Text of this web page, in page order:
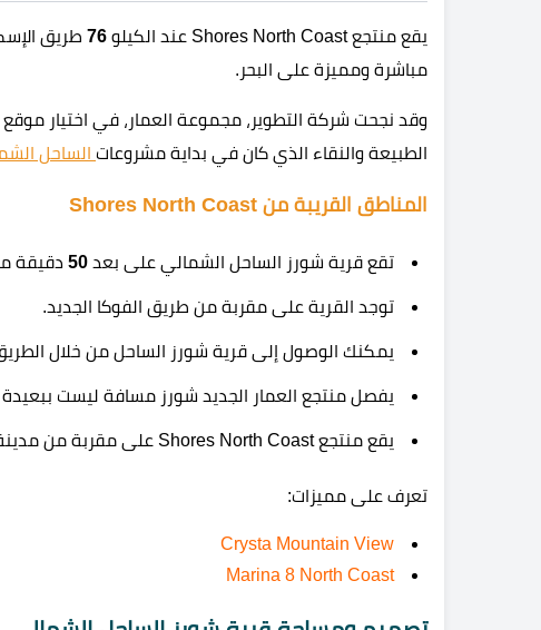
يقع منتجع Shores North Coast عند الكيلو 76 طريق
مباشرة ومميزة على البحر.
وقد نجحت شركة التطوير، مجموعة العمار، في اختيار
الطبيعة والنقاء الذي كان في بداية مشروعات الساحل
المناطق القريبة من Shores North Coast
تقع قرية شورز الساحل الشمالي على بعد 50 دقيقة
توجد القرية على مقربة من طريق الفوكا الجديد.
يمكنك الوصول إلى قرية شورز الساحل من خلال
يفصل منتجع العمار الجديد شورز مسافة ليست ببعيدة
يقع منتجع Shores North Coast على مقربة من مدينة القاهرة.
تعرف على مميزات:
Crysta Mountain View
Marina 8 North Coast